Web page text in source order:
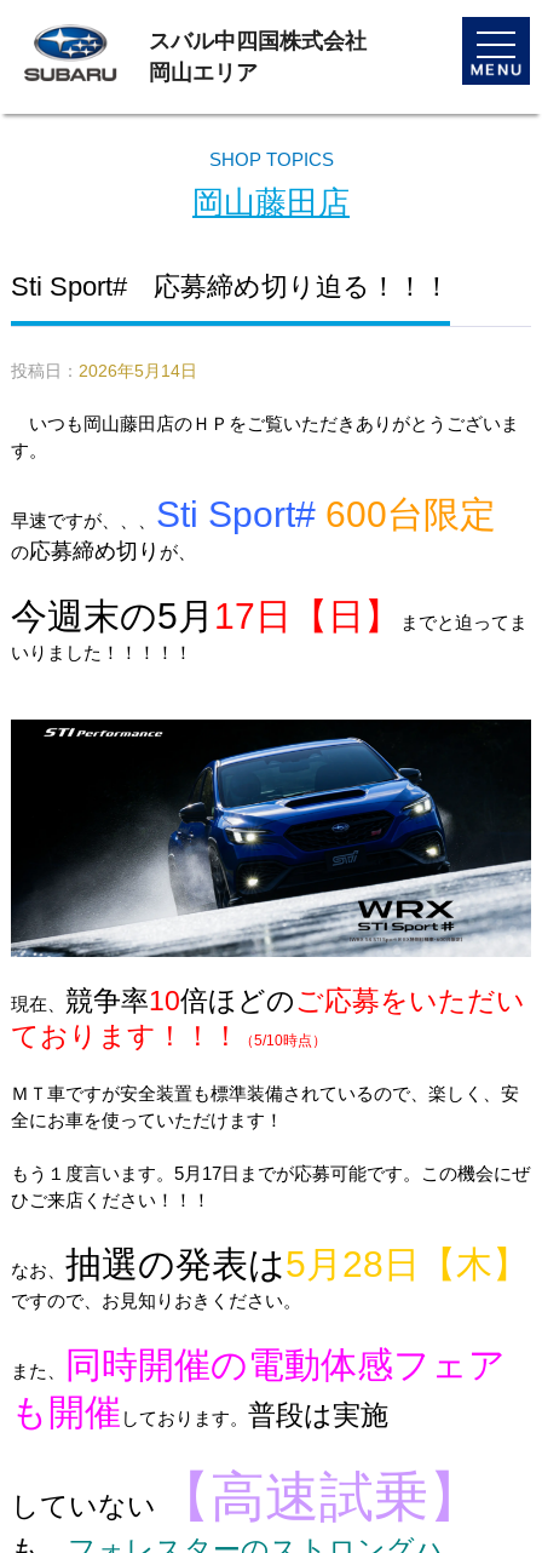
toggle
スバル中四国株式会社
岡山エリア
SHOP TOPICS
岡山藤田店
Sti Sport# 応募締め切り迫る！！！
投稿日： 2026年5月14日
いつも岡山藤田店のＨＰをご覧いただきありがとうございま
す。
早速ですが、、、 Sti Sport# 600台限定
の応募締め切り が、
今週末の5月 17日【日】
までと迫ってま
いりました！！！！！
現在、 競争率10倍ほどのご応募をいただい
ております！！！
（5/10時点）
ＭＴ車ですが安全装置も標準装備されているので、楽しく、安
全にお車を使っていただけます！
もう１度言います。5月17日までが応募可能です。この機会にぜ
ひご来店ください！！！
なお、 抽選の発表は5月28日【木】
ですので、お見知りおきください。
また、
同時開催の電動体感フェア
も開催 しております。 普段は実施
していない 【高速試乗】